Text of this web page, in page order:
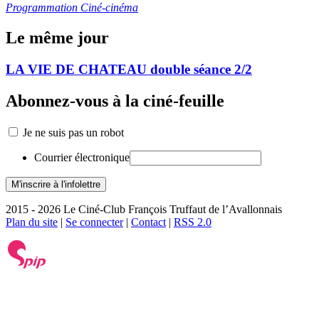
Programmation Ciné-cinéma
Le même jour
LA VIE DE CHATEAU double séance 2/2
Abonnez-vous à la ciné-feuille
Je ne suis pas un robot
Courrier électronique
2015 - 2026 Le Ciné-Club François Truffaut de l’Avallonnais
Plan du site | Se connecter| Contact | RSS 2.0